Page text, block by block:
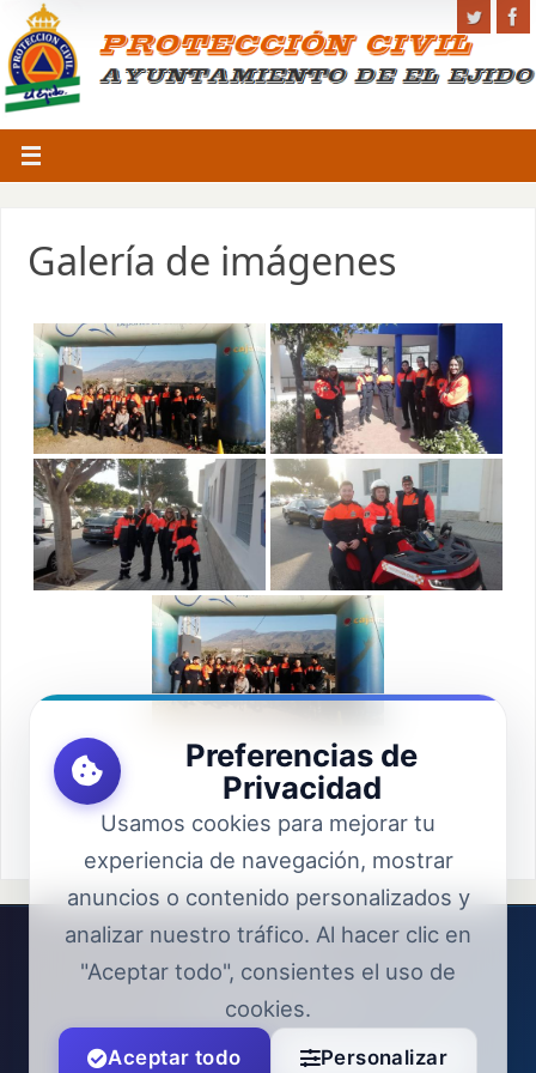
Galería de imágenes
Preferencias de
Privacidad
Usamos cookies para mejorar tu
experiencia de navegación, mostrar
anuncios o contenido personalizados y
analizar nuestro tráfico. Al hacer clic en
"Aceptar todo", consientes el uso de
cookies.
Aceptar todo Personalizar
Política de Privacidad
Accesibilidad